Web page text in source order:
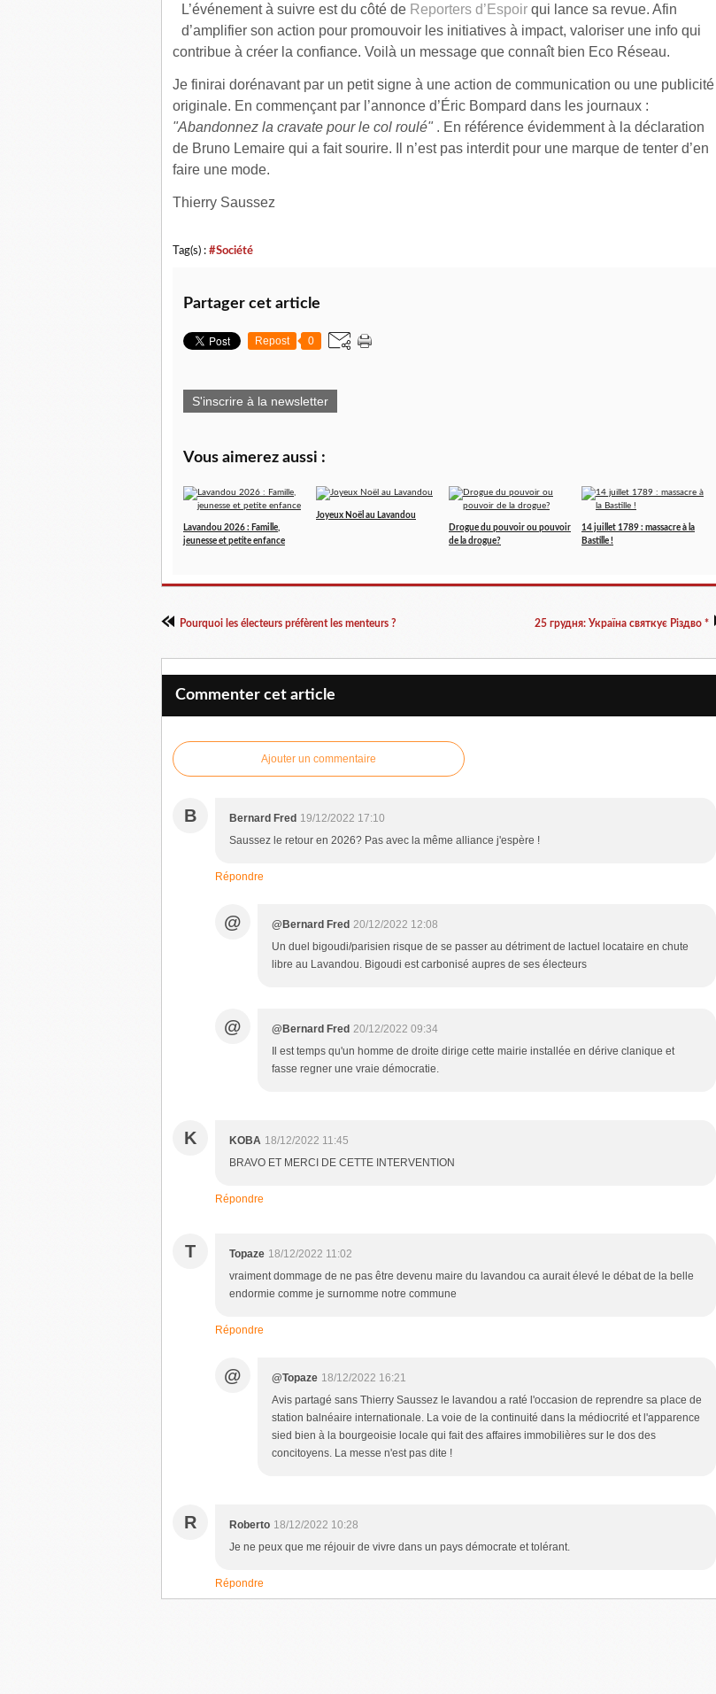
L’événement à suivre est du côté de Reporters d’Espoir qui lance sa revue. Afin
d’amplifier son action pour promouvoir les initiatives à impact, valoriser une info qui
contribue à créer la confiance. Voilà un message que connaît bien Eco Réseau.
Je finirai dorénavant par un petit signe à une action de communication ou une publicité
originale. En commençant par l’annonce d’Éric Bompard dans les journaux :
"Abandonnez la cravate pour le col roulé". En référence évidemment à la déclaration
de Bruno Lemaire qui a fait sourire. Il n’est pas interdit pour une marque de tenter d’en
faire une mode.
Thierry Saussez
Tag(s) : #Société
Partager cet article
Repost 0
S'inscrire à la newsletter
Vous aimerez aussi :
Lavandou 2026 : Famille,
jeunesse et petite enfance
Joyeux Noël au Lavandou
Drogue du pouvoir ou pouvoir
de la drogue?
14 juillet 1789 : massacre à la
Bastille !
Pourquoi les électeurs préfèrent les menteurs ? 25 грудня: Україна святкує Різдво *
Commenter cet article
Ajouter un commentaire
B Bernard Fred 19/12/2022 17:10
Saussez le retour en 2026? Pas avec la même alliance j'espère !
Répondre
@ @Bernard Fred 20/12/2022 12:08
Un duel bigoudi/parisien risque de se passer au détriment de lactuel locataire en chute
libre au Lavandou. Bigoudi est carbonisé aupres de ses électeurs
@ @Bernard Fred 20/12/2022 09:34
Il est temps qu'un homme de droite dirige cette mairie installée en dérive clanique et
fasse regner une vraie démocratie.
K KOBA 18/12/2022 11:45
BRAVO ET MERCI DE CETTE INTERVENTION
Répondre
T Topaze 18/12/2022 11:02
vraiment dommage de ne pas être devenu maire du lavandou ca aurait élevé le débat de la belle
endormie comme je surnomme notre commune
Répondre
@ @Topaze 18/12/2022 16:21
Avis partagé sans Thierry Saussez le lavandou a raté l'occasion de reprendre sa place de
station balnéaire internationale. La voie de la continuité dans la médiocrité et l'apparence
sied bien à la bourgeoisie locale qui fait des affaires immobilières sur le dos des
concitoyens. La messe n'est pas dite !
R Roberto 18/12/2022 10:28
Je ne peux que me réjouir de vivre dans un pays démocrate et tolérant.
Répondre